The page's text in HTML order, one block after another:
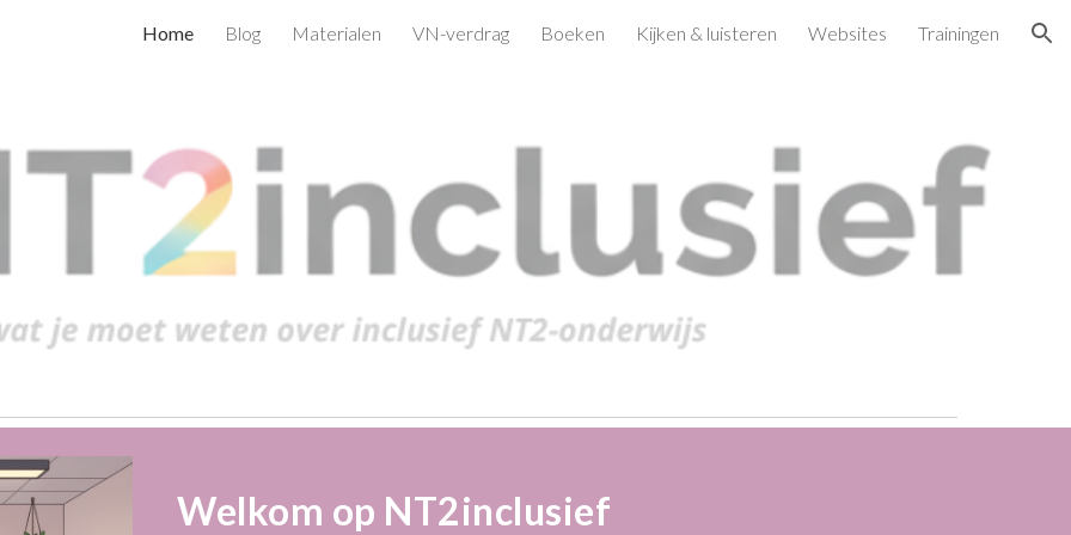
to main content Skip to navigation
Home Blog Materialen VN-verdrag Boeken Kijken & luisteren Websites Trainingen
Welkom op NT2inclusief